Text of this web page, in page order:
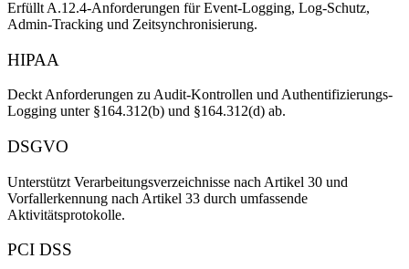
Erfüllt A.12.4-Anforderungen für Event-Logging, Log-Schutz,
Admin-Tracking und Zeitsynchronisierung.
HIPAA
Deckt Anforderungen zu Audit-Kontrollen und Authentifizierungs-
Logging unter §164.312(b) und §164.312(d) ab.
DSGVO
Unterstützt Verarbeitungsverzeichnisse nach Artikel 30 und
Vorfallerkennung nach Artikel 33 durch umfassende
Aktivitätsprotokolle.
PCI DSS